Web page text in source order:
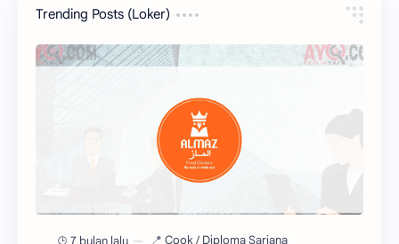
Trending Posts (Loker)